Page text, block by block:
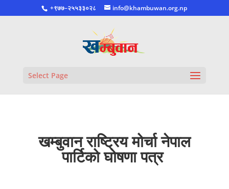
+९७७–२५५३३०२८ info@khambuwan.org.np
Select Page
खम्बुवान राष्ट्रिय मोर्चा नेपाल
पार्टिको घोषणा पत्र